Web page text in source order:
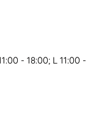
- 18:00; L 11:00 -